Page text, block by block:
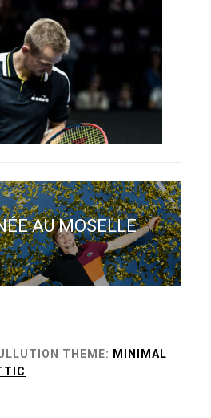
AU MOSELLE
THEME: MINIMAL